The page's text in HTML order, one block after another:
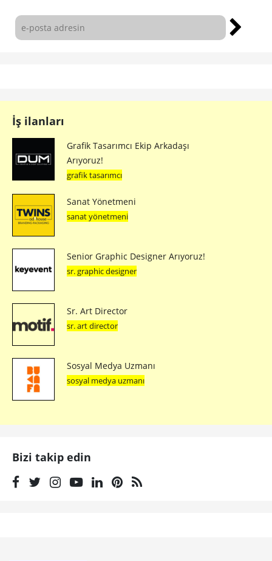
İş ilanları
Grafik Tasarımcı Ekip Arkadaşı
Arıyoruz!
grafik tasarımcı
Sanat Yönetmeni
sanat yönetmeni
Senior Graphic Designer Arıyoruz!
sr. graphic designer
Sr. Art Director
sr. art director
Sosyal Medya Uzmanı
sosyal medya uzmanı
Bizi takip edin